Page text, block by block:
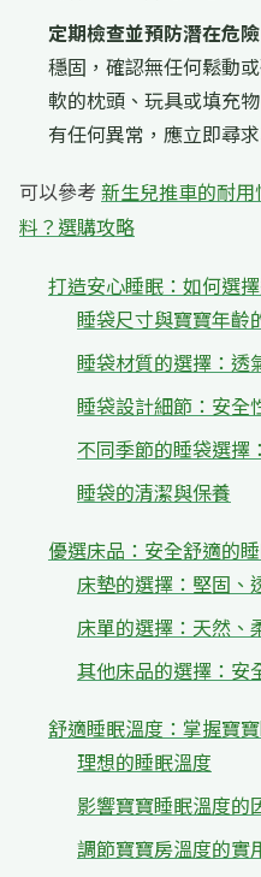
定期檢查並預防潛在危險
穩固，確認無任何鬆動
軟的枕頭、玩具或填充
有任何異常，應立即尋
可以參考新生兒推車的耐
料？選購攻略
打造安心睡眠：如何選
睡袋尺寸與寶寶年齡
睡袋材質的選擇：透
睡袋設計細節：安全
不同季節的睡袋選擇
睡袋的清潔與保養
優選床品：安全舒適的
床墊的選擇：堅固、
床單的選擇：天然、
其他床品的選擇：安
舒適睡眠溫度：掌握寶
理想的睡眠溫度
影響寶寶睡眠溫度的
調節寶寶房溫度的實